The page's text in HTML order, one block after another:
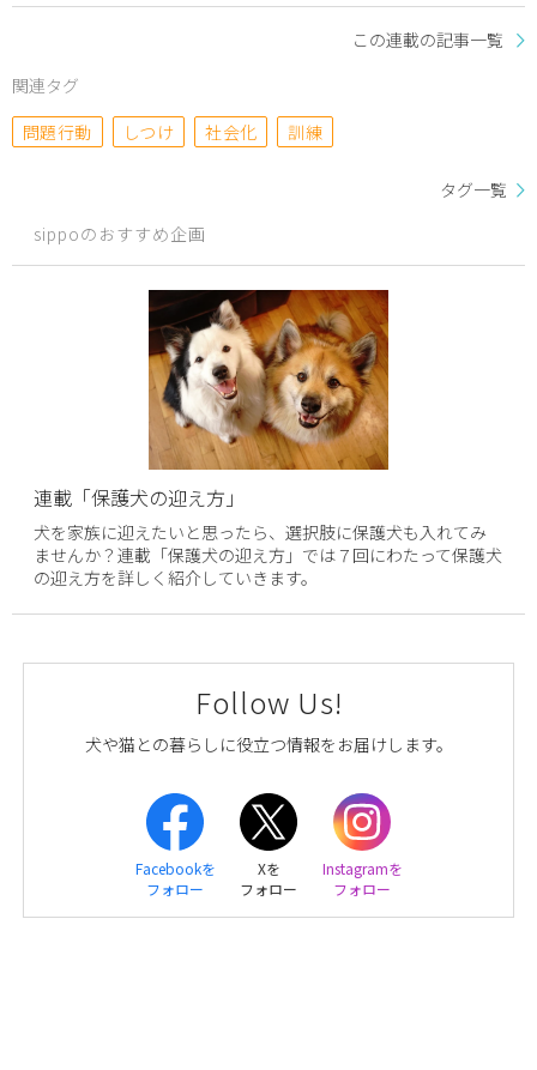
この連載の記事一覧
関連タグ
問題行動
しつけ 社会化 訓練
タグ一覧
sippoのおすすめ企画
連載「保護犬の迎え方」
犬を家族に迎えたいと思ったら、選択肢に保護犬も入れてみ
ませんか？連載「保護犬の迎え方」では７回にわたって保護犬
の迎え方を詳しく紹介していきます。
Follow Us!
犬や猫との暮らしに役立つ情報をお届けします。
Facebookを
フォロー
Xを
フォロー
Instagramを
フォロー